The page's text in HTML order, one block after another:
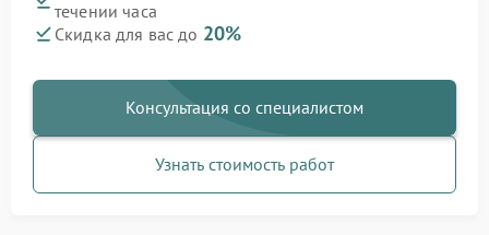
течении часа
Скидка для вас до 20%
Консультация со специалистом
Узнать стоимость работ